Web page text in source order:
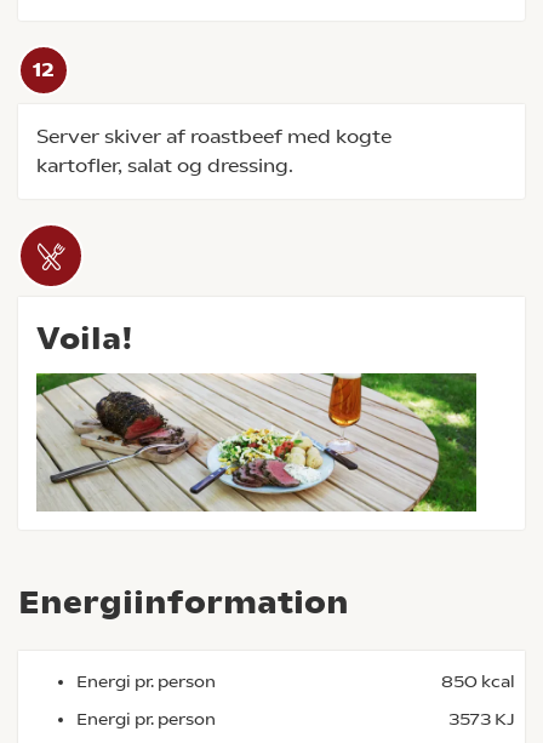
Server skiver af roastbeef med kogte
kartofler, salat og dressing.
Voila!
Energiinformation
Energi pr. person
850 kcal
Energi pr. person
3573 KJ